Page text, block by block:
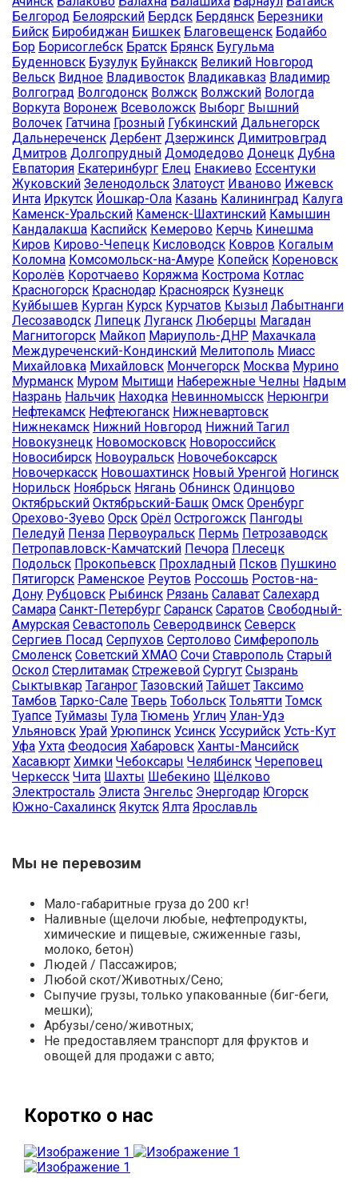
Белгород Белоярский Бердск Бердянск Березники
Бийск Биробиджан Бишкек Благовещенск Бодайбо
Бор Борисоглебск Братск Брянск Бугульма
Буденновск Бузулук Буйнакск Великий Новгород
Вельск Видное Владивосток Владикавказ Владимир
Волгоград Волгодонск Волжск Волжский Вологда
Воркута Воронеж Всеволожск Выборг Вышний
Волочек Гатчина Грозный Губкинский Дальнегорск
Дальнереченск Дербент Дзержинск Димитровград
Дмитров Долгопрудный Домодедово Донецк Дубна
Евпатория Екатеринбург Елец Енакиево Ессентуки
Жуковский Зеленодольск Златоуст Иваново Ижевск
Инта Иркутск Йошкар-Ола Казань Калининград Калуга
Каменск-Уральский Каменск-Шахтинский Камышин
Кандалакша Каспийск Кемерово Керчь Кинешма
Киров Кирово-Чепецк Кисловодск Ковров Когалым
Коломна Комсомольск-на-Амуре Копейск Кореновск
Королёв Коротчаево Коряжма Кострома Котлас
Красногорск Краснодар Красноярск Кузнецк
Куйбышев Курган Курск Курчатов Кызыл Лабытнанги
Лесозаводск Липецк Луганск Люберцы Магадан
Магнитогорск Майкоп Мариуполь-ДНР Махачкала
Междуреченский-Кондинский Мелитополь Миасс
Михайловка Михайловск Мончегорск Москва Мурино
Мурманск Муром Мытищи Набережные Челны Надым
Назрань Нальчик Находка Невинномысск Нерюнгри
Нефтекамск Нефтеюганск Нижневартовск
Нижнекамск Нижний Новгород Нижний Тагил
Новокузнецк Новомосковск Новороссийск
Новосибирск Новоуральск Новочебоксарск
Новочеркасск Новошахтинск Новый Уренгой Ногинск
Норильск Ноябрьск Нягань Обнинск Одинцово
Октябрьский Октябрьский-Башк Омск Оренбург
Орехово-Зуево Орск Орёл Острогожск Пангоды
Пеледуй Пенза Первоуральск Пермь Петрозаводск
Петропавловск-Камчатский Печора Плесецк
Подольск Прокопьевск Прохладный Псков Пушкино
Пятигорск Раменское Реутов Россошь Ростов-на-
Дону Рубцовск Рыбинск Рязань Салават Салехард
Самара Санкт-Петербург Саранск Саратов Свободный-
Амурская Севастополь Северодвинск Северск
Сергиев Посад Серпухов Сертолово Симферополь
Смоленск Советский ХМАО Сочи Ставрополь Старый
Оскол Стерлитамак Стрежевой Сургут Сызрань
Сыктывкар Таганрог Тазовский Тайшет Таксимо
Тамбов Тарко-Сале Тверь Тобольск Тольятти Томск
Туапсе Туймазы Тула Тюмень Углич Улан-Удэ
Ульяновск Урай Урюпинск Усинск Уссурийск Усть-Кут
Уфа Ухта Феодосия Хабаровск Ханты-Мансийск
Хасавюрт Химки Чебоксары Челябинск Череповец
Черкесск Чита Шахты Шебекино Щёлково
Электросталь Элиста Энгельс Энергодар Югорск
Южно-Сахалинск Якутск Ялта Ярославль
Мы не перевозим
Мало-габаритные груза до 200 кг!
Наливные (щелочи любые, нефтепродукты,
химические и пищевые, сжиженные газы,
молоко, бетон)
Людей / Пассажиров;
Любой скот/Животных/Сено;
Сыпучие грузы, только упакованные (биг-беги,
мешки);
Арбузы/сено/животных;
Не предоставляем транспорт для фруктов и
овощей для продажи с авто;
Коротко о нас